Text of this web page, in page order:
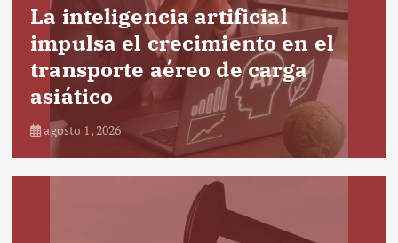
La inteligencia artificial
impulsa el crecimiento en el
transporte aéreo de carga
asiático
agosto 1, 2026